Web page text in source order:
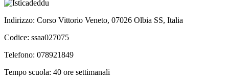
Indirizzo: Corso Vittorio Veneto, 07026 Olbia SS, Italia
Codice: ssaa027075
Telefono: 078921849
Tempo scuola: 40 ore settimanali